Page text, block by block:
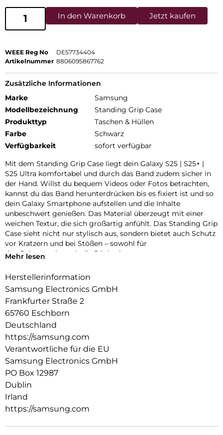
In den Warenkorb Jetzt kaufen
WEEE Reg No
DE57734404
Artikelnummer 8806095867762
Zusätzliche Informationen
Marke
Samsung
Modellbezeichnung
Standing Grip Case
Produkttyp
Taschen & Hüllen
Farbe
Schwarz
Verfügbarkeit
sofort verfügbar
Mit dem Standing Grip Case liegt dein Galaxy S25 | S25+ |
S25 Ultra komfortabel und durch das Band zudem sicher in
der Hand. Willst du bequem Videos oder Fotos betrachten,
kannst du das Band herunterdrücken bis es fixiert ist und so
dein Galaxy Smartphone aufstellen und die Inhalte
unbeschwert genießen. Das Material überzeugt mit einer
weichen Textur, die sich großartig anfühlt. Das Standing Grip
Case sieht nicht nur stylisch aus, sondern bietet auch Schutz
vor Kratzern und bei Stößen – sowohl für
den Rahmen als auch die Rückseite.
Mehr lesen
Herstellerinformation
Samsung Electronics GmbH
Frankfurter Straße 2
65760 Eschborn
Deutschland
https://samsung.com
Verantwortliche für die EU
Samsung Electronics GmbH
PO Box 12987
Dublin
Irland
https://samsung.com